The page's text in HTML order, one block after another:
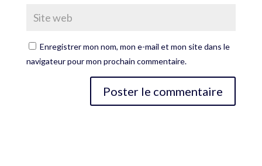
Enregistrer mon nom, mon e-mail et mon site dans le
navigateur pour mon prochain commentaire.